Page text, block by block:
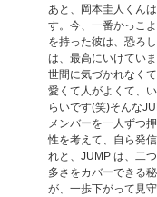
あと、岡本圭人くん
す。今、一番かっこ
を持った彼は、恐ろ
は、最高にいけてい
世間に気づかれなく
愛くて人がよくて、
らいです(笑)そんな
メンバーを一人ずつ
性を考えて、自ら発
れと、JUMP は、二
多さをカバーできる
が、一歩下がって見